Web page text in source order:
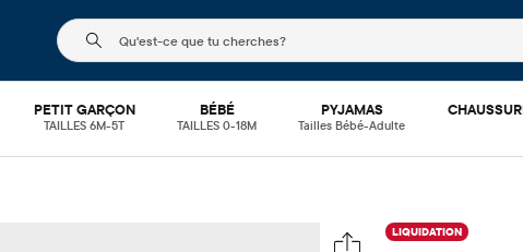
PETIT GARÇON
TAILLES 6M-5T
BÉBÉ
TAILLES 0-18M
PYJAMAS
Tailles Bébé-Adulte
LIQUIDATION